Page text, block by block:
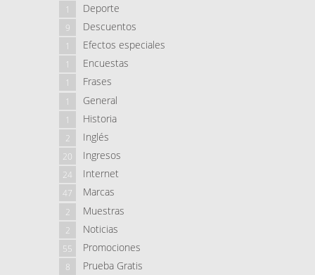
Deporte
1
Descuentos
9
Efectos especiales
1
Encuestas
1
Frases
1
General
1
Historia
1
Inglés
2
Ingresos
20
Internet
24
Marcas
47
Muestras
2
Noticias
2
Promociones
55
Prueba Gratis
8